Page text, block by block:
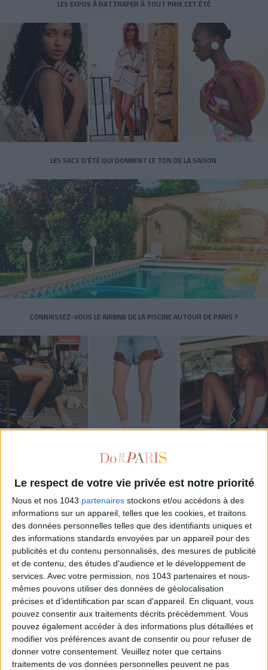
Le respect de votre vie privée est notre priorité
Nous et nos 1043 partenaires stockons et/ou accédons à des
informations sur un appareil, telles que les cookies, et traitons
des données personnelles telles que des identifiants uniques et
des informations standards envoyées par un appareil pour des
publicités et du contenu personnalisés, des mesures de publicité
et de contenu, des études d'audience et le développement de
services. Avec votre permission, nos 1043 partenaires et nous-
mêmes pouvons utiliser des données de géolocalisation
précises et d’identification par scan d'appareil. En cliquant, vous
pouvez consentir aux traitements décrits précédemment. Vous
pouvez également accéder à des informations plus détaillées et
modifier vos préférences avant de consentir ou pour refuser de
donner votre consentement. Veuillez noter que certains
traitements de vos données personnelles peuvent ne pas
LES EXPOS À RATTRAPER À TOUT PRIX CET ÉTÉ
LES SACS D’ÉTÉ QUI DONNENT LE TON DE LA SAISON
CONNAISSEZ-VOUS LE AIRBNB DE LA PISCINE AUTOUR DE PARIS ?
Inscrivez-vous à notre newsletter
S'INSCRIRE